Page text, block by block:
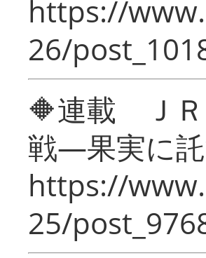
https://
26/
🔶連載 ＪＲ
戦―果実に
https://
25/